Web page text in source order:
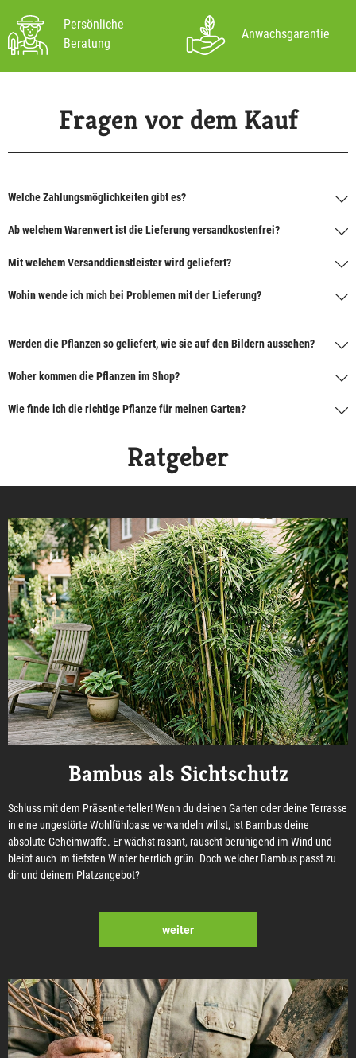
Persönliche
Beratung
Anwachsgarantie
Fragen vor dem Kauf
Welche Zahlungsmöglichkeiten gibt es?
Ab welchem Warenwert ist die Lieferung versandkostenfrei?
Mit welchem Versanddienstleister wird geliefert?
Wohin wende ich mich bei Problemen mit der Lieferung?
Werden die Pflanzen so geliefert, wie sie auf den Bildern aussehen?
Woher kommen die Pflanzen im Shop?
Wie finde ich die richtige Pflanze für meinen Garten?
Ratgeber
Bambus als Sichtschutz
Schluss mit dem Präsentierteller! Wenn du deinen Garten oder deine Terrasse
in eine ungestörte Wohlfühloase verwandeln willst, ist Bambus deine
absolute Geheimwaffe. Er wächst rasant, rauscht beruhigend im Wind und
bleibt auch im tiefsten Winter herrlich grün. Doch welcher Bambus passt zu
dir und deinem Platzangebot?
weiter